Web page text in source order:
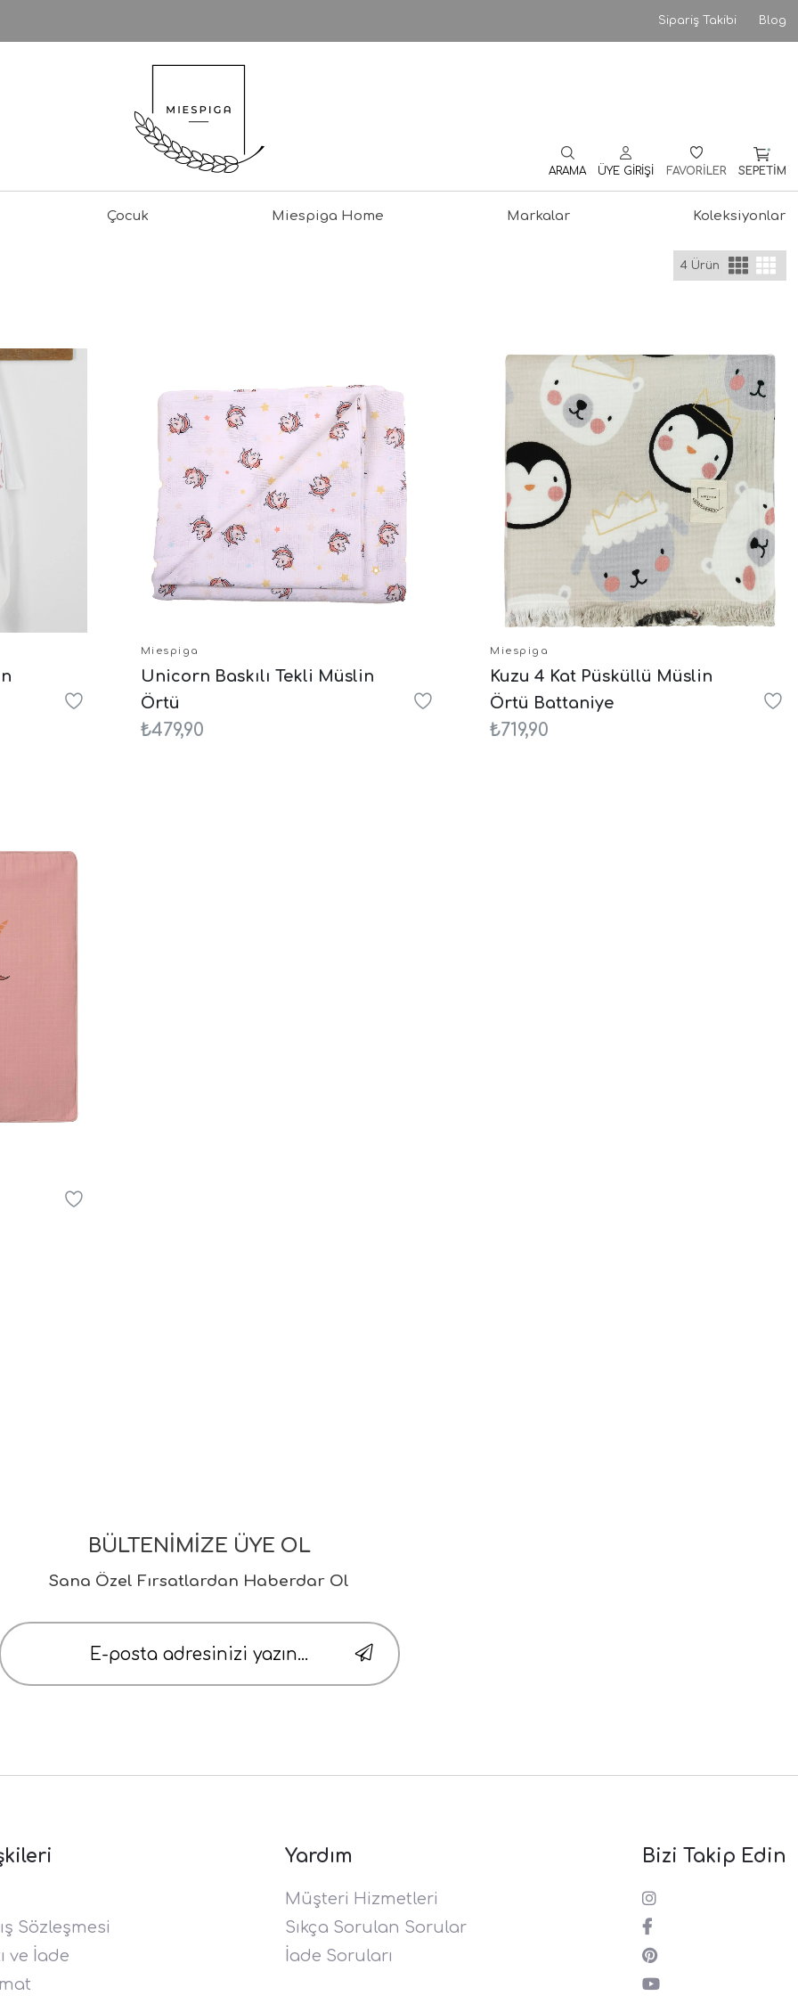
Sipariş Takibi Blog
SEPETIM
ÜYE GIRIŞI
ARAMA FAVORİLER
Çocuk Miespiga Home Markalar Koleksiyonlar
4 Ürün
Miespiga
Unicorn Baskılı Tekli Müslin
Örtü
₺479,90
Miespiga
Kuzu 4 Kat Püsküllü Müslin
Örtü Battaniye
₺719,90
BÜLTENİMİZE ÜYE OL
Sana Özel Fırsatlardan Haberdar Ol
Sözleşmesi
ve İade
Yardım
Müşteri Hizmetleri
Sıkça Sorulan Sorular
İade Soruları
Bizi Takip Edin